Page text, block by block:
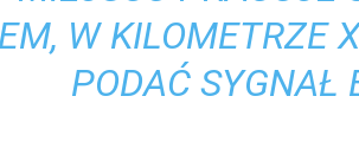
W KILOMETRZE
PODAĆ SYGNAŁ